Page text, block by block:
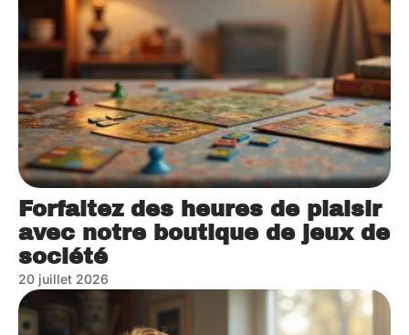
Forfaitez des heures de plaisir
avec notre boutique de jeux de
société
20 juillet 2026